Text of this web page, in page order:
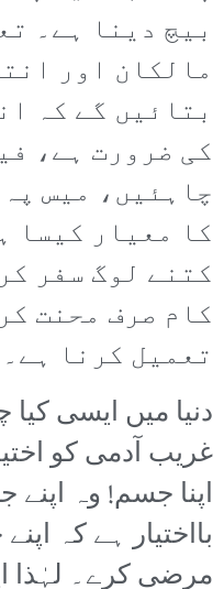
بیچ دینا ہے۔
مالکان اور
بتائیں گے کہ
کی ضرورت ہے،
چاہئیں، میس
کا معیار کیسا
کتنے لوگ سفر
کام صرف محنت
تعمیل کرنا ہے۔
دنیا میں ایسی
غریب آدمی کو
اپنا جسم! وہ
بااختیار ہے کہ
مرضی کرے۔ لہٰذا